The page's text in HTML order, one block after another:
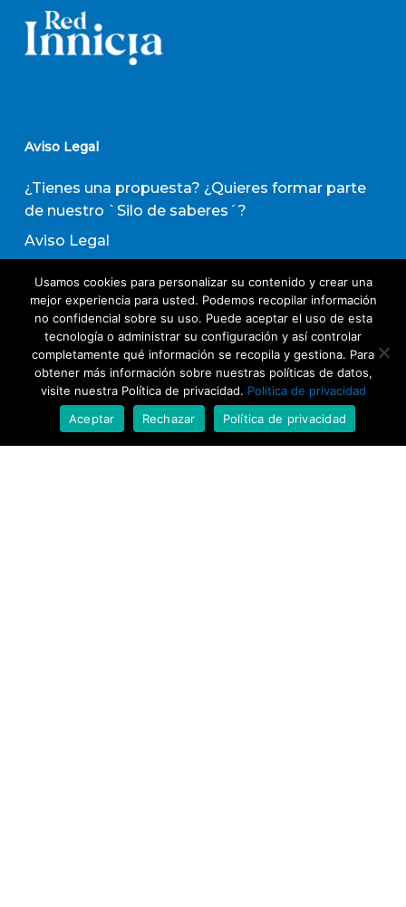
Aviso Legal
¿Tienes una propuesta? ¿Quieres formar parte
de nuestro `Silo de saberes´?
Aviso Legal
Política de Transparencia
Política de Evaluación de Proveedores
Suscribirse a nuestro boletín de actividades
Usamos cookies para personalizar su contenido y crear una
mejor experiencia para usted. Podemos recopilar información
no confidencial sobre su uso. Puede aceptar el uso de esta
tecnología o administrar su configuración y así controlar
completamente qué información se recopila y gestiona. Para
obtener más información sobre nuestras políticas de datos,
visite nuestra Política de privacidad. Política de privacidad
Aceptar
Rechazar Política de privacidad